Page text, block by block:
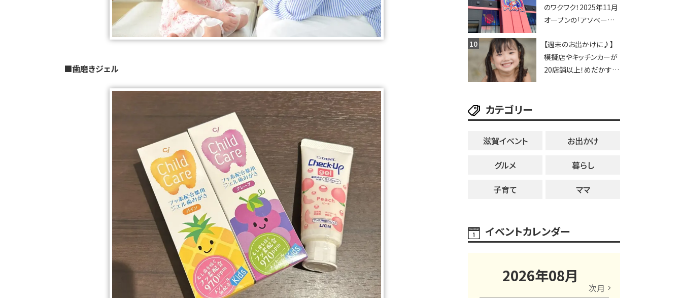
■歯磨きジェル
のワクワク！2025年11月
オープンの「アソベース
レーンゲームで青果や日
用品までゲットできる新
スポット！
【週末のお出かけに♪】
模擬店やキッチンカーが
20店舗以上！めだかすく
祭り】
カテゴリー
滋賀イベント
お出かけ
グルメ
暮らし
子育て
ママ
イベントカレンダー
2026年08月
次月